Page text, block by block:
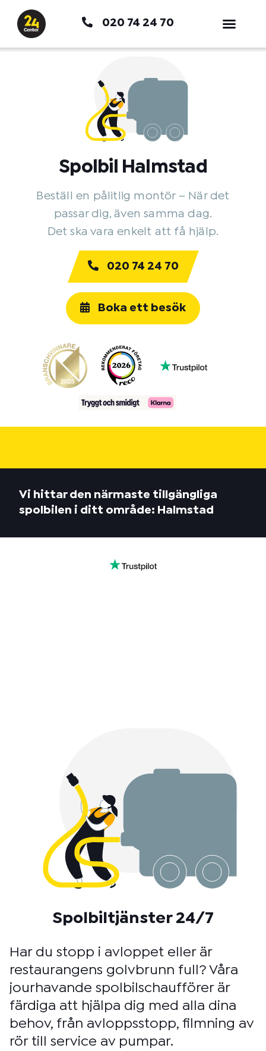
innehåll
020 74 24 70
Spolbil Halmstad
Beställ en pålitlig montör – När det
passar dig, även samma dag.
Det ska vara enkelt att få hjälp.
020 74 24 70
Boka ett besök
Vi hittar den närmaste tillgängliga
spolbilen i ditt område: Halmstad
Spolbiltjänster 24/7
Har du stopp i avloppet eller är
restaurangens golvbrunn full? Våra
jourhavande spolbilschaufförer är
färdiga att hjälpa dig med alla dina
behov, från avloppsstopp, filmning av
rör till service av pumpar.